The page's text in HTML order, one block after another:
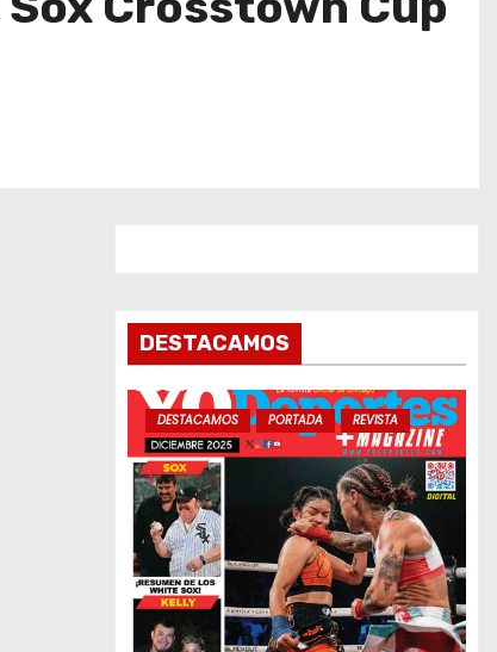
DESTACAMOS
DESTACAMOS PORTADA REVISTA